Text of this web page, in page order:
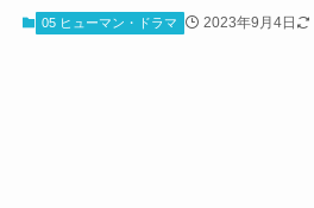
05 ヒューマン・ドラマ 2023年9月4日